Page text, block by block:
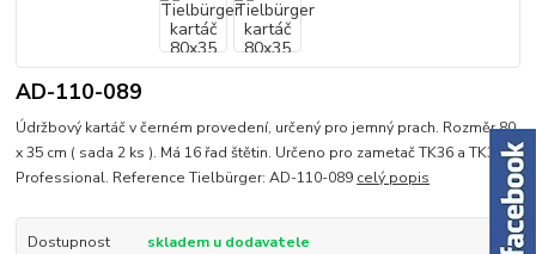
AD-110-089
Údržbový kartáč v černém provedení, určený pro jemný prach. Rozměr 80
x 35 cm ( sada 2 ks ). Má 16 řad štětin. Určeno pro zametač TK36 a TK38
Professional. Reference Tielbürger: AD-110-089 celý popis
Dostupnost skladem u dodavatele